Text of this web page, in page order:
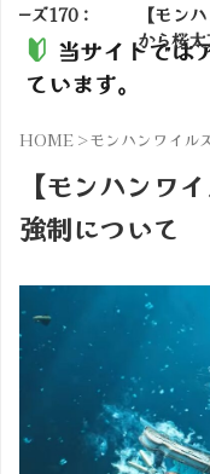
ーズ170：
【モン
から桜
当サイトでは
ています。
HOME >モンハンワイル
【モンハンワ
強制について